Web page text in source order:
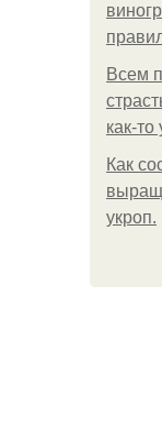
Всем
как-
Как
укроп.